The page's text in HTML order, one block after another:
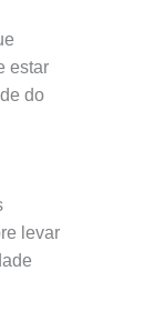
estar
do
levar